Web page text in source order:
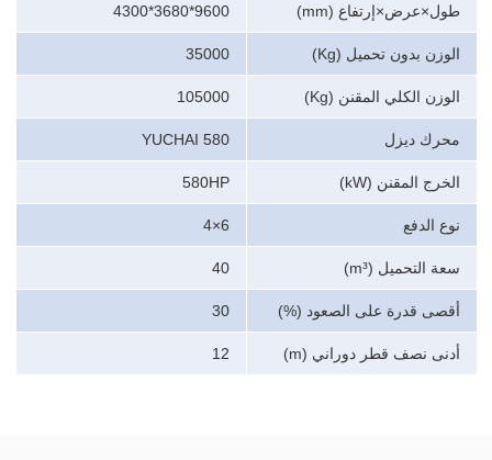
طول×عرض×إرتفاع (mm) 9600*3680*4300
الوزن بدون تحميل (Kg) 35000
الوزن الكلي المقنن (Kg) 105000
محرك ديزل YUCHAI 580
الخرج المقنن (kW) 580HP
نوع الدفع 6×4
سعة التحميل (m³) 40
أقصى قدرة على الصعود (%) 30
أدنى نصف قطر دوراني (m) 12